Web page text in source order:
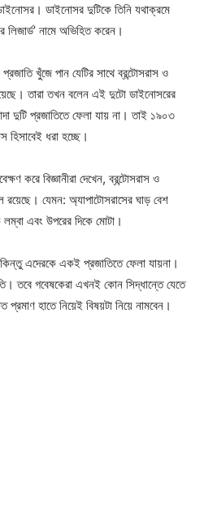
ডাইনোসর দুটিকে তিনি যথাক্রমে
লিজার্ড’ নামে অভিহিত করেন।
খুঁজে পান যেটির সাথে ব্রন্টোসরাস ও
তারা তখন বলেন এই দুটো ডাইনোসরের
দুটি প্রজাতিতে ফেলা যায় না। তাই ১৯০৩
হিসাবেই ধরা হচ্ছে।
করে বিজ্ঞানীরা দেখেন, ব্রন্টোসরাস ও
যেমন: অ্যাপাটোসরাসের ঘাড় বেশ
এবং উপরের দিকে মোটা।
এদেরকে একই প্রজাতিতে ফেলা যায়না।
তবে গবেষকেরা এখনই কোন সিদ্ধান্তে যেতে
হাতে নিয়েই বিষয়টা নিয়ে নামবেন।